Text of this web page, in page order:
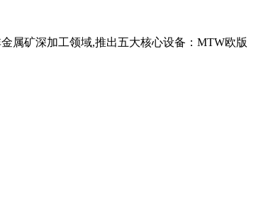
属矿深加工领域,推出五大核心设备：MTW欧版